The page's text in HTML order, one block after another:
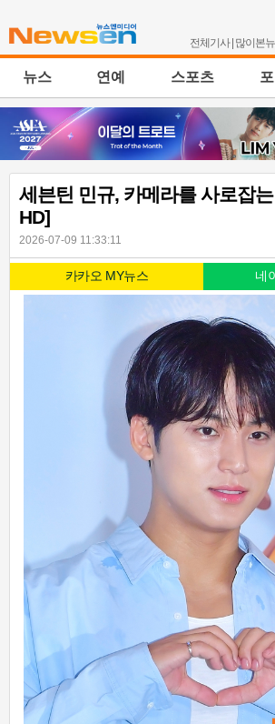
전체기사| 많이본
뉴스 연예 스포츠
세븐틴 민규, 카메라를 사로잡
HD]
2026-07-09 11:33:11
카카오 MY뉴스 네